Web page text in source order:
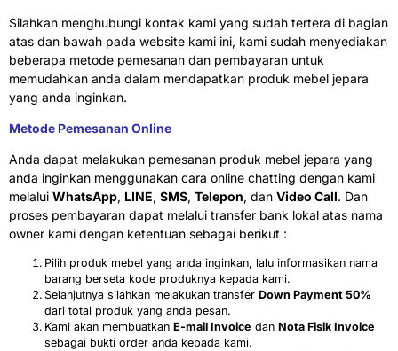
Silahkan menghubungi kontak kami yang sudah tertera di bagian
atas dan bawah pada website kami ini, kami sudah menyediakan
beberapa metode pemesanan dan pembayaran untuk
memudahkan anda dalam mendapatkan produk mebel jepara
yang anda inginkan.
Metode Pemesanan Online
Anda dapat melakukan pemesanan produk mebel jepara yang
anda inginkan menggunakan cara online chatting dengan kami
melalui WhatsApp, LINE, SMS, Telepon, dan Video Call. Dan
proses pembayaran dapat melalui transfer bank lokal atas nama
owner kami dengan ketentuan sebagai berikut :
Pilih produk mebel yang anda inginkan, lalu informasikan nama
barang berseta kode produknya kepada kami.
Selanjutnya silahkan melakukan transfer Down Payment 50%
dari total produk yang anda pesan.
Kami akan membuatkan E-mail Invoice dan Nota Fisik Invoice
sebagai bukti order anda kepada kami.